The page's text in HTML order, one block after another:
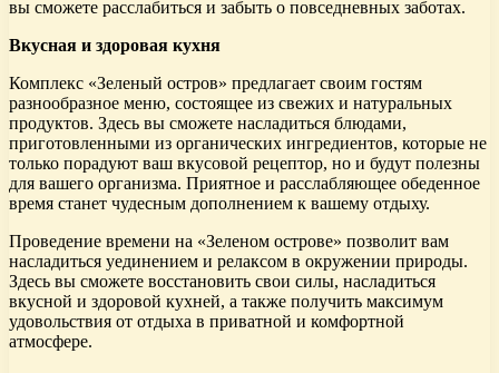
вы сможете расслабиться и забыть о повседневных заботах.
Вкусная и здоровая кухня
Комплекс «Зеленый остров» предлагает своим гостям
разнообразное меню, состоящее из свежих и натуральных
продуктов. Здесь вы сможете насладиться блюдами,
приготовленными из органических ингредиентов, которые не
только порадуют ваш вкусовой рецептор, но и будут полезны
для вашего организма. Приятное и расслабляющее обеденное
время станет чудесным дополнением к вашему отдыху.
Проведение времени на «Зеленом острове» позволит вам
насладиться уединением и релаксом в окружении природы.
Здесь вы сможете восстановить свои силы, насладиться
вкусной и здоровой кухней, а также получить максимум
удовольствия от отдыха в приватной и комфортной
атмосфере.